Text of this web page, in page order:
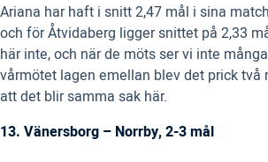
Ariana har haft i snitt 2,47 mål i sina
och för Åtvidaberg ligger snittet på 2,33
här inte, och när de möts ser vi inte
vårmötet lagen emellan blev det prick två
att det blir samma sak här.
13. Vänersborg – Norrby, 2-3 mål